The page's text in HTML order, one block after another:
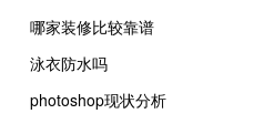
哪家装修比较靠谱
泳衣防水吗
photoshop现状分析